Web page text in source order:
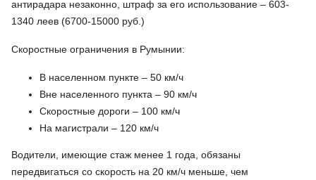
антирадара незаконно, штраф за его использование – 603-
1340 леев (6700-15000 руб.)
Скоростные ограничения в Румынии:
В населенном пункте – 50 км/ч
Вне населенного пункта – 90 км/ч
Скоростные дороги – 100 км/ч
На магистрали – 120 км/ч
Водители, имеющие стаж менее 1 года, обязаны
передвигаться со скорость на 20 км/ч меньше, чем